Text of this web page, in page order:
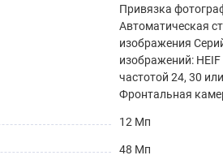
Привязка
Автоматическая
изображения
изображений: HEIF и JPEG
частотой 24, 30
Фронтальная
12 Мп
48 Мп